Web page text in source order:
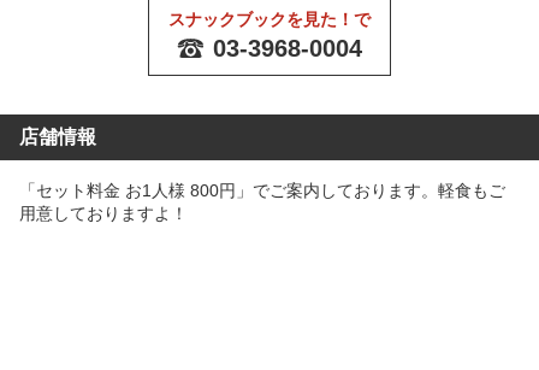
スナックブックを見た！で
03-3968-0004
店舗情報
「セット料金 お1人様 800円」でご案内しております。軽食もご
用意しておりますよ！